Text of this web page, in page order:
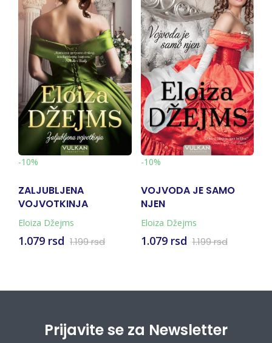
-10%
VOJVODA JE SAMO
NJEN
Eloiza Džejms
1.079 rsd 1.199 rsd
-10%
LEPA KAO CVET
Eloiza Džejms
1.079 rsd 1.199 rsd
Prijavite se za Newsletter